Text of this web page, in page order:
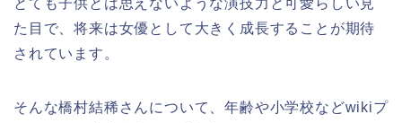
た目で、将来は女優として大きく成長することが期待
されています。
そんな橋村結稀さんについて、年齢や小学校などwikiプ